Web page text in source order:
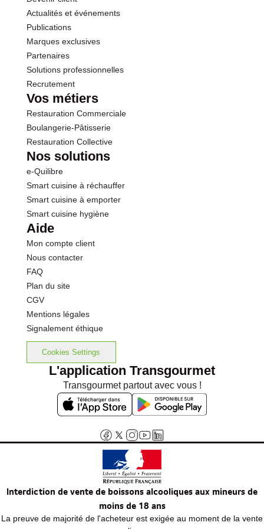
Calcium
Actualités et événements
Publications
Marques exclusives
Partenaires
Solutions professionnelles
Recrutement
Vos métiers
Restauration Commerciale
Boulangerie-Pâtisserie
Restauration Collective
Nos solutions
e-Quilibre
Smart cuisine à réchauffer
Smart cuisine à emporter
Smart cuisine hygiène
Aide
Mon compte client
Nous contacter
FAQ
Plan du site
CGV
Mentions légales
Signalement éthique
Cookies Settings
L'application Transgourmet
Transgourmet partout avec vous !
Interdiction de vente de boissons alcooliques aux mineurs de
moins de 18 ans
La preuve de majorité de l'acheteur est exigée au moment de la vente